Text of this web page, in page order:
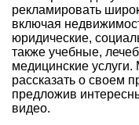
рекламировать
включая
юридические,
также учебные,
медицинские
рассказать о своем
предложив
видео.